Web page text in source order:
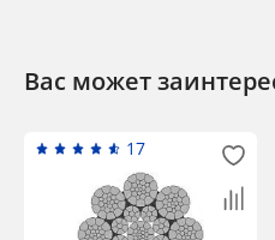
Вас может
17